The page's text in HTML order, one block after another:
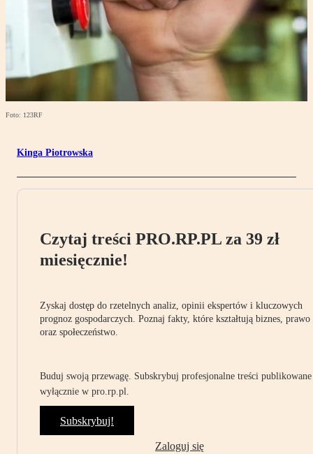
Foto: 123RF
Kinga Piotrowska
Czytaj treści PRO.RP.PL za 39 zł
miesięcznie!
Zyskaj dostęp do rzetelnych analiz, opinii ekspertów i kluczowych
prognoz gospodarczych. Poznaj fakty, które kształtują biznes, prawo
oraz społeczeństwo.
Buduj swoją przewagę. Subskrybuj profesjonalne treści publikowane
wyłącznie w pro.rp.pl.
Subskrybuj!
Zaloguj się